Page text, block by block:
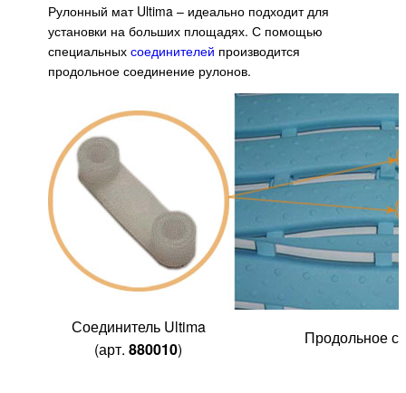
Рулонный мат Ultima – идеально подходит для
установки на больших площадях. С помощью
специальных соединителей производится
продольное соединение рулонов.
Соединитель Ultima
(арт. 880010)
Продольное